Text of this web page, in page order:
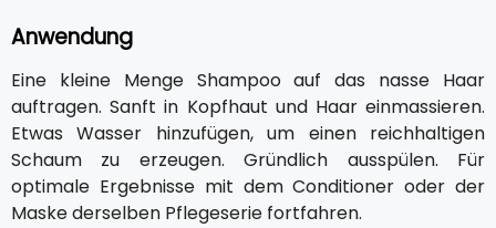
Anwendung
Eine kleine Menge Shampoo auf das nasse Haar
auftragen. Sanft in Kopfhaut und Haar einmassieren.
Etwas Wasser hinzufügen, um einen reichhaltigen
Schaum zu erzeugen. Gründlich ausspülen. Für
optimale Ergebnisse mit dem Conditioner oder der
Maske derselben Pflegeserie fortfahren.